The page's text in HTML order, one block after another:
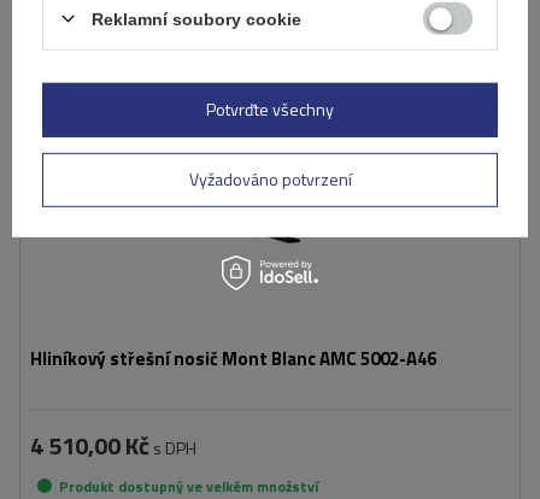
Hliníkový střešní nosič Mont Blanc AMC 5002-A46
4 510,00 Kč s DPH
Produkt dostupný ve velkém množství
Reklamní soubory cookie
Vyžadováno potvrzení
Potvrďte všechny